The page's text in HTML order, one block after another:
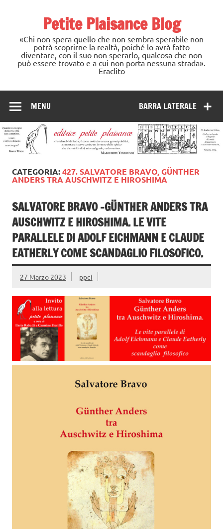
Petite Plaisance Blog
«Chi non spera quello che non sembra sperabile non
potrà scoprirne la realtà, poiché lo avrà fatto
diventare, con il suo non sperarlo, qualcosa che non
può essere trovato e a cui non porta nessuna strada».
Eraclito
BARRA LATERALE
MENU
CATEGORIA:427. SALVATORE BRAVO, GÜNTHER
ANDERS TRA AUSCHWITZ E HIROSHIMA
SALVATORE BRAVO -GÜNTHER ANDERS TRA
AUSCHWITZ E HIROSHIMA. LE VITE
PARALLELE DI ADOLF EICHMANN E CLAUDE
EATHERLY COME SCANDAGLIO FILOSOFICO.
27 Marzo 2023 ppci